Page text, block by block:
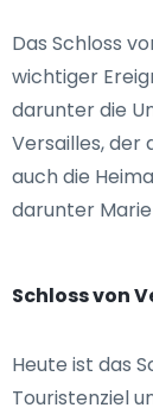
Das Schloss
wichtiger
darunter die
Versailles, der
auch die
darunter
Schloss von
Heute ist das
Touristenziel